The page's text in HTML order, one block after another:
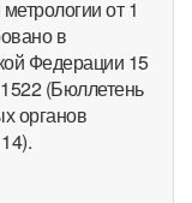
от 1
в
Федерации 15
(Бюллетень
органов